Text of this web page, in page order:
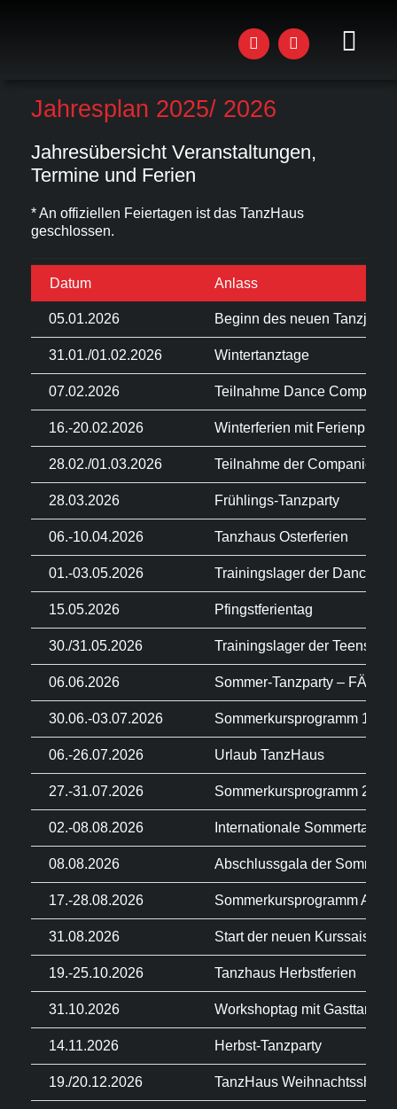
DAS
Jahresplan 2025/ 2026
Jahresübersicht Veranstaltungen,
Termine und Ferien
* An offiziellen Feiertagen ist das TanzHaus
geschlossen.
Datum Anlass
05.01.2026 Beginn des neuen
31.01./01.02.2026 Wintertanztage
07.02.2026 Teilnahme Dance Company
16.-20.02.2026 Winterferien mit
28.02./01.03.2026 Teilnahme der Companies
28.03.2026 Frühlings-Tanzparty
06.-10.04.2026 Tanzhaus Osterferien
01.-03.05.2026 Trainingslager der Dance
15.05.2026 Pfingstferientag
30./31.05.2026 Trainingslager der Teens
06.06.2026 Sommer-Tanzparty – FÄLLT
30.06.-03.07.2026 Sommerkursprogramm 1 –
06.-26.07.2026 Urlaub TanzHaus
27.-31.07.2026 Sommerkursprogramm 2 –
02.-08.08.2026 Internationale
08.08.2026 Abschlussgala der
17.-28.08.2026 Sommerkursprogramm
31.08.2026 Start der neuen Kurssaison
19.-25.10.2026 Tanzhaus Herbstferien
31.10.2026 Workshoptag mit
14.11.2026 Herbst-Tanzparty
19./20.12.2026 TanzHaus Weihnachtsshows